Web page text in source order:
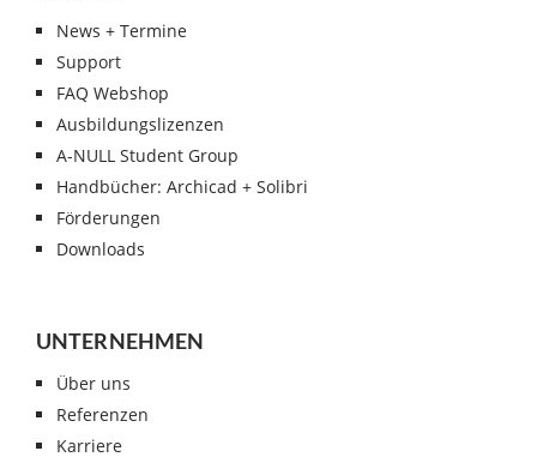
News + Termine
Support
FAQ Webshop
Ausbildungslizenzen
A-NULL Student Group
Handbücher: Archicad + Solibri
Förderungen
Downloads
UNTERNEHMEN
Über uns
Referenzen
Karriere